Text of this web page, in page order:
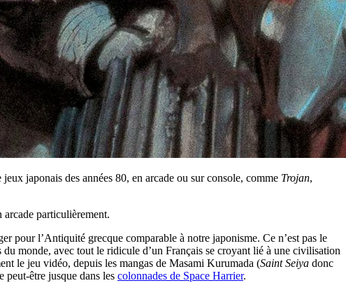
japonais des années 80, en arcade ou sur console, comme Trojan,
arcade particulièrement.
pour l’Antiquité grecque comparable à notre japonisme. Ce n’est pas le
monde, avec tout le ridicule d’un Français se croyant lié à une civilisation
le jeu vidéo, depuis les mangas de Masami Kurumada (Saint Seiya donc
peut-être jusque dans les colonnades de Space Harrier.